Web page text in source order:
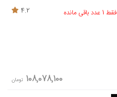
فقط 1 عدد باقی مانده
4.2
108,078,100 تومان